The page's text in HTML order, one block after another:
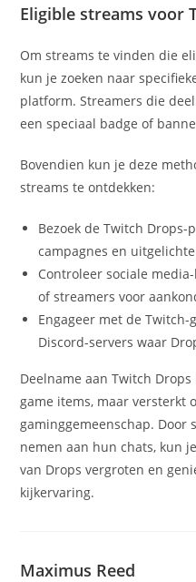
Eligible streams voor
Om streams te vinden die
kun je zoeken naar
platform. Streamers die
een speciaal badge of
Bovendien kun je deze
streams te ontdekken:
Bezoek de Twitch
campagnes en
Controleer sociale
of streamers voor
Engageer met de
Discord-servers waar
Deelname aan Twitch
game items, maar versterkt
gaminggemeenschap. Door
nemen aan hun chats, kun
van Drops vergroten en
kijkervaring.
Maximus Reed